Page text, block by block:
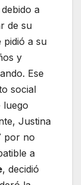
a
de su
pidió a su
y
Ese
social
luego
Justina
por no
a
, decidió